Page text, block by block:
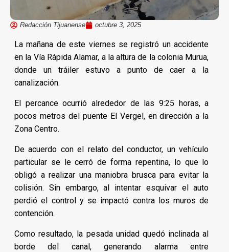
Redacción Tijuanense octubre 3, 2025
La mañana de este viernes se registró un accidente
en la Vía Rápida Alamar, a la altura de la colonia Murua,
donde un tráiler estuvo a punto de caer a la
canalización.
El percance ocurrió alrededor de las 9:25 horas, a
pocos metros del puente El Vergel, en dirección a la
Zona Centro.
De acuerdo con el relato del conductor, un vehículo
particular se le cerró de forma repentina, lo que lo
obligó a realizar una maniobra brusca para evitar la
colisión. Sin embargo, al intentar esquivar el auto
perdió el control y se impactó contra los muros de
contención.
Como resultado, la pesada unidad quedó inclinada al
borde del canal, generando alarma entre